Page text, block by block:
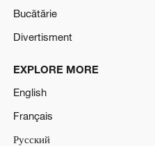
Bucătărie
Divertisment
EXPLORE MORE
English
Français
Русский